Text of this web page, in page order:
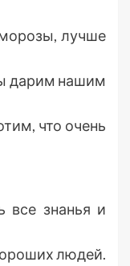
лучше
дарим нашим
что очень
все знанья и
людей.